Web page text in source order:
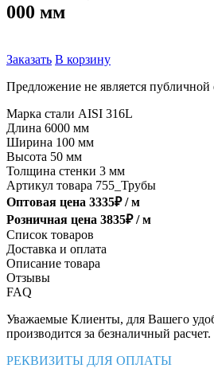
000 мм
Заказать В корзину
Предложение не является публичной
Марка стали AISI 316L
Длина 6000 мм
Ширина 100 мм
Высота 50 мм
Толщина стенки 3 мм
Артикул товара 755_Трубы
Оптовая цена 3335₽ /м
Розничная цена 3835₽ /м
Список товаров
Доставка и оплата
Описание товара
Отзывы
FAQ
Уважаемые Клиенты, для Вашего
производится за безналичный расчет.
РЕКВИЗИТЫ ДЛЯ ОПЛАТЫ